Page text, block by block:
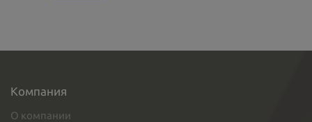
Компания
О компании